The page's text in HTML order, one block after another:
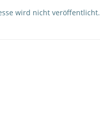
wird nicht veröffentlicht.